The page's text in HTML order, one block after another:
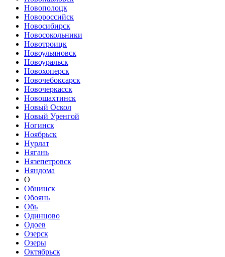
Новополоцк
Новороссийск
Новосибирск
Новосокольники
Новотроицк
Новоульяновск
Новоуральск
Новохоперск
Новочебоксарск
Новочеркасск
Новошахтинск
Новый Оскол
Новый Уренгой
Ногинск
Ноябрьск
Нурлат
Нягань
Нязепетровск
Няндома
О
Обнинск
Обоянь
Обь
Одинцово
Одоев
Озерск
Озеры
Октябрьск